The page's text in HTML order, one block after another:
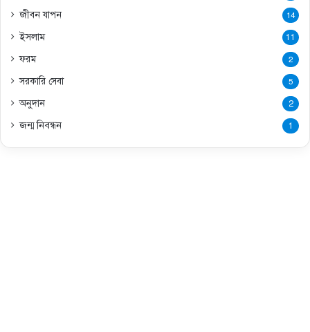
জীবন যাপন 14
ইসলাম 11
ফরম 2
সরকারি সেবা 5
অনুদান 2
জন্ম নিবন্ধন 1